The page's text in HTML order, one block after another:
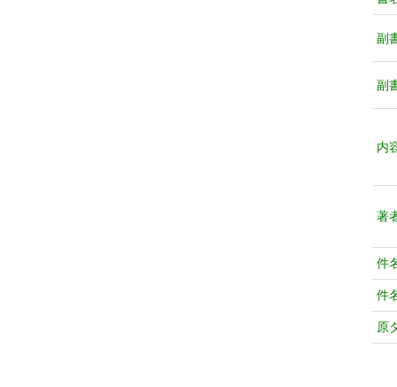
副
副
内
著
件
件
原